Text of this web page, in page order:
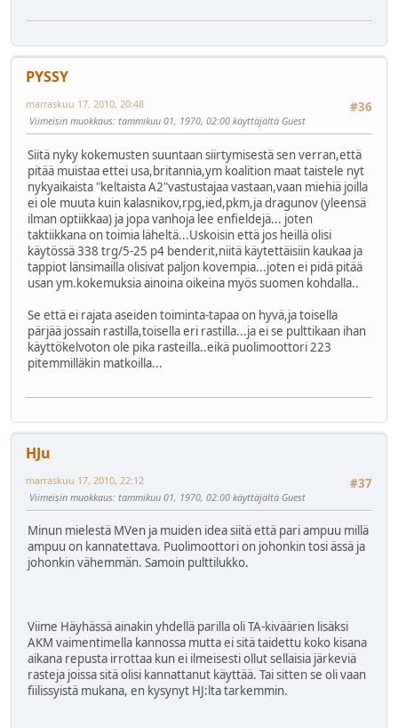
PYSSY
#36
marraskuu 17, 2010, 20:48
Viimeisin muokkaus: tammikuu 01, 1970, 02:00 käyttäjältä Guest
Siitä nyky kokemusten suuntaan siirtymisestä sen verran,että
pitää muistaa ettei usa,britannia,ym koalition maat taistele nyt
nykyaikaista "keltaista A2"vastustajaa vastaan,vaan miehiä joilla
ei ole muuta kuin kalasnikov,rpg,ied,pkm,ja dragunov (yleensä
ilman optiikkaa) ja jopa vanhoja lee enfieldejä... joten
taktiikkana on toimia läheltä...Uskoisin että jos heillä olisi
käytössä 338 trg/5-25 p4 benderit,niitä käytettäisiin kaukaa ja
tappiot länsimailla olisivat paljon kovempia...joten ei pidä pitää
usan ym.kokemuksia ainoina oikeina myös suomen kohdalla..
Se että ei rajata aseiden toiminta-tapaa on hyvä,ja toisella
pärjää jossain rastilla,toisella eri rastilla...ja ei se pulttikaan ihan
käyttökelvoton ole pika rasteilla..eikä puolimoottori 223
pitemmilläkin matkoilla...
HJu
#37
marraskuu 17, 2010, 22:12
Viimeisin muokkaus: tammikuu 01, 1970, 02:00 käyttäjältä Guest
Minun mielestä MVen ja muiden idea siitä että pari ampuu millä
ampuu on kannatettava. Puolimoottori on johonkin tosi ässä ja
johonkin vähemmän. Samoin pulttilukko.
Viime Häyhässä ainakin yhdellä parilla oli TA-kiväärien lisäksi
AKM vaimentimella kannossa mutta ei sitä taidettu koko kisana
aikana repusta irrottaa kun ei ilmeisesti ollut sellaisia järkeviä
rasteja joissa sitä olisi kannattanut käyttää. Tai sitten se oli vaan
fiilissyistä mukana, en kysynyt HJ:lta tarkemmin.